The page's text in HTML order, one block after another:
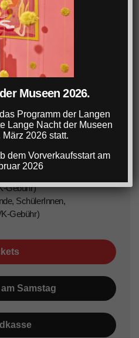
Gebühr)
SchülerInnen,
Gebühr)
Samstag
Museen 2026.
Programm der Langen
Lange Nacht der Museen
2026 statt.
dem Vorverkaufsstart am
2026